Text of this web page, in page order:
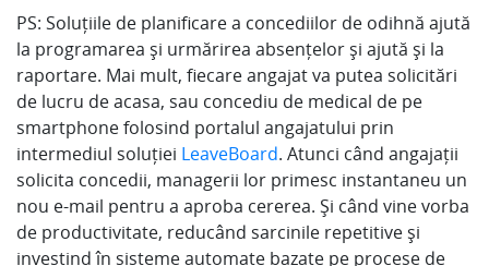
PS: Soluțiile de planificare a concediilor de odihnă ajută
la programarea și urmărirea absențelor și ajută și la
raportare. Mai mult, fiecare angajat va putea solicitări
de lucru de acasa, sau concediu de medical de pe
smartphone folosind portalul angajatului prin
intermediul soluției LeaveBoard. Atunci când angajații
solicita concedii, managerii lor primesc instantaneu un
nou e-mail pentru a aproba cererea. Și când vine vorba
de productivitate, reducând sarcinile repetitive și
investind în sisteme automate bazate pe procese de